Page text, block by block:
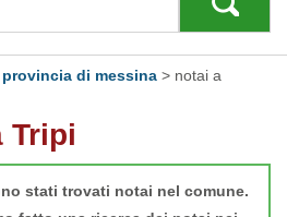
di messina > notai a
Tripi
stati trovati notai nel comune.